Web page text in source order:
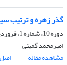
گذر زهره و ترتیب
دوره 10، شماره 1، فروردین 1391، صفحه
امیرمحمد گمینی
مشاهده مقاله